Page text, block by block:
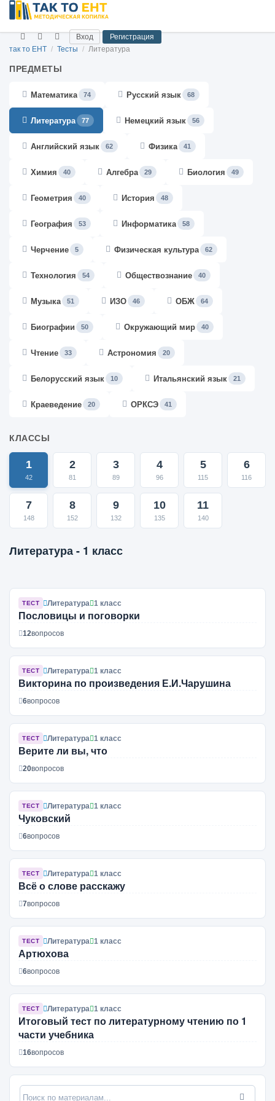
Вход
Регистрация
так то ЕНТ / Тесты / Литература
ПРЕДМЕТЫ
Математика 74 Русский язык 68
Литература 77 Немецкий язык 56
Английский язык 62 Физика 41
Химия 40 Алгебра 29 Биология 49
Геометрия 40 История 48
География 53 Информатика 58
Черчение 5 Физическая культура 62
Технология 54 Обществознание 40
Музыка 51 ИЗО 46 ОБЖ 64
Биографии 50 Окружающий мир 40
Чтение 33 Астрономия 20
Белорусский язык 10 Итальянский язык 21
Краеведение 20 ОРКСЭ 41
КЛАССЫ
1
42
2
81
3
89
4
96
5
115
6
116
7
148
8
152
9
132
10
135
11
140
Литература - 1 класс
ТЕСТ Литература 1 класс
Пословицы и поговорки
12вопросов
ТЕСТ Литература 1 класс
Викторина по произведения Е.И.Чарушина
6вопросов
ТЕСТ Литература 1 класс
Верите ли вы, что
20вопросов
ТЕСТ Литература 1 класс
Чуковский
6вопросов
ТЕСТ Литература 1 класс
Всё о слове расскажу
7вопросов
ТЕСТ Литература 1 класс
Артюхова
6вопросов
ТЕСТ Литература 1 класс
Итоговый тест по литературному чтению по 1
части учебника
16вопросов